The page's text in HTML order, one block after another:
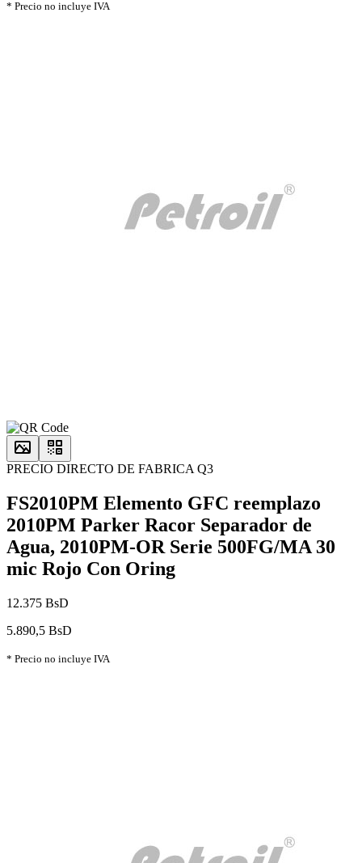
* Precio no incluye IVA
PRECIO DIRECTO DE FABRICA Q3
FS2010PM Elemento GFC reemplazo
2010PM Parker Racor Separador de
Agua, 2010PM-OR Serie 500FG/MA 30
mic Rojo Con Oring
12.375 BsD
5.890,5 BsD
* Precio no incluye IVA